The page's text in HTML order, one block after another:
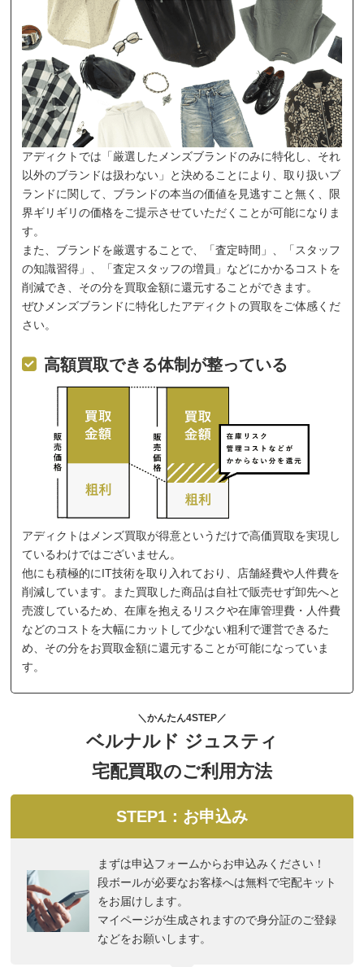
アディクトでは「厳選したメンズブランドのみに特化し、それ
以外のブランドは扱わない」と決めることにより、取り扱いブ
ランドに関して、ブランドの本当の価値を見逃すこと無く、限
界ギリギリの価格をご提示させていただくことが可能になりま
す。
また、ブランドを厳選することで、「査定時間」、「スタッフ
の知識習得」、「査定スタッフの増員」などにかかるコストを
削減でき、その分を買取金額に還元することができます。
ぜひメンズブランドに特化したアディクトの買取をご体感くだ
さい。
高額買取できる体制が整っている
アディクトはメンズ買取が得意というだけで高価買取を実現し
ているわけではございません。
他にも積極的にIT技術を取り入れており、店舗経費や人件費を
削減しています。また買取した商品は自社で販売せず卸先へと
売渡しているため、在庫を抱えるリスクや在庫管理費・人件費
などのコストを大幅にカットして少ない粗利で運営できるた
め、その分をお買取金額に還元することが可能になっていま
す。
＼かんたん4STEP／
ベルナルド ジュスティ
宅配買取のご利用方法
STEP1：お申込み
まずは申込フォームからお申込みください！
段ボールが必要なお客様へは無料で宅配キット
をお届けします。
マイページが生成されますので身分証のご登録
などをお願いします。